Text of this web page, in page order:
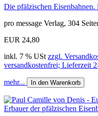
Die pfälzischen Eisenbahnen.
pro message Verlag, 304
EUR 24,80
inkl. 7 % USt zzgl.
versandkostenfrei; Lieferzeit
mehr... In den Warenkorb